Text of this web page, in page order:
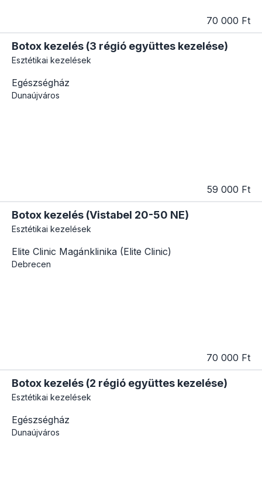
70 000 Ft
Botox kezelés (3 régió együttes kezelése)
Esztétikai kezelések
Egészségház
Dunaújváros
59 000 Ft
Botox kezelés (Vistabel 20-50 NE)
Esztétikai kezelések
Elite Clinic Magánklinika (Elite Clinic)
Debrecen
70 000 Ft
Botox kezelés (2 régió együttes kezelése)
Esztétikai kezelések
Egészségház
Dunaújváros